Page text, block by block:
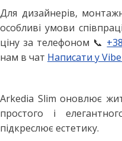
Для дизайнерів,
особливі умови
ціну за телефоном 📞
нам в чат Написати у
Arkedia Slim оновлює
простого і
підкреслює естетику.